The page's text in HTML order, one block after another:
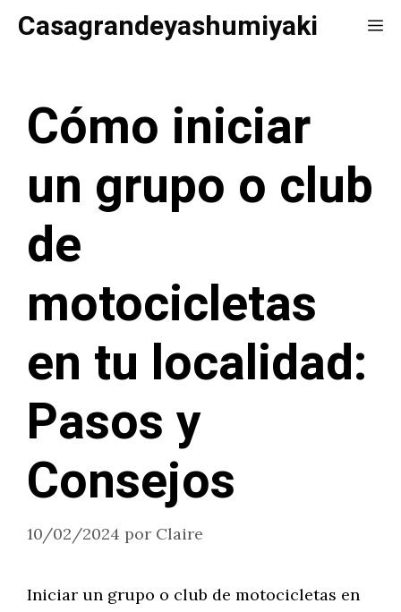
SaltarCasagrandeyashumiyaki
Cómo iniciar
un grupo o club
de
motocicletas
en tu localidad:
Pasos y
Consejos
10/02/2024 por Claire
Iniciar un grupo o club de motocicletas en